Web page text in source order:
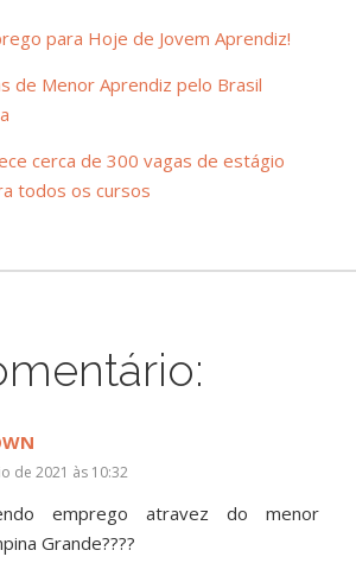
para Hoje de Jovem Aprendiz!
de Menor Aprendiz pelo Brasil
cerca de 300 vagas de estágio
todos os cursos
de 2021 às 10:32
emprego atravez do menor
Grande????